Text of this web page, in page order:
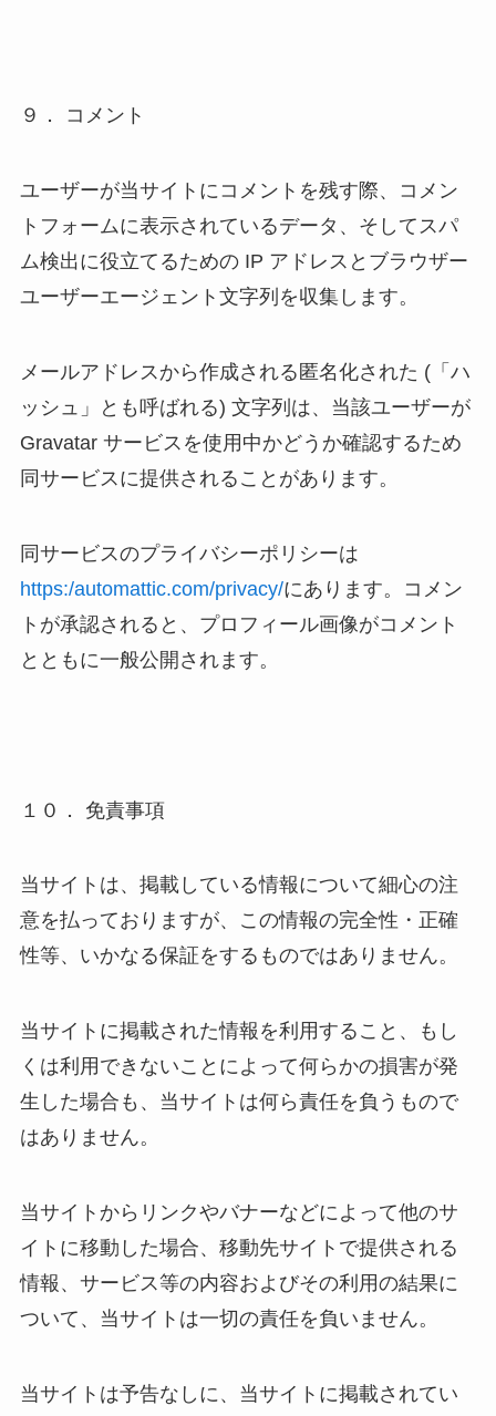
９． コメント
ユーザーが当サイトにコメントを残す際、コメン
トフォームに表示されているデータ、そしてスパ
ム検出に役立てるための IP アドレスとブラウザー
ユーザーエージェント文字列を収集します。
メールアドレスから作成される匿名化された (「ハ
ッシュ」とも呼ばれる) 文字列は、当該ユーザーが
Gravatar サービスを使用中かどうか確認するため
同サービスに提供されることがあります。
同サービスのプライバシーポリシーは
https:/automattic.com/privacy/にあります。コメン
トが承認されると、プロフィール画像がコメント
とともに一般公開されます。
１０． 免責事項
当サイトは、掲載している情報について細心の注
意を払っておりますが、この情報の完全性・正確
性等、いかなる保証をするものではありません。
当サイトに掲載された情報を利用すること、もし
くは利用できないことによって何らかの損害が発
生した場合も、当サイトは何ら責任を負うもので
はありません。
当サイトからリンクやバナーなどによって他のサ
イトに移動した場合、移動先サイトで提供される
情報、サービス等の内容およびその利用の結果に
ついて、当サイトは一切の責任を負いません。
当サイトは予告なしに、当サイトに掲載されてい